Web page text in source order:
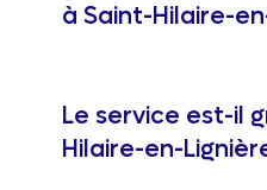
à Saint-Hilaire-
Le service est-il
Hilaire-en-